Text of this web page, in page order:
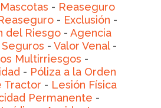
- Reaseguro
- Exclusión -
del Riesgo - Agencia
- Valor Venal-
Multirriesgos -
- Póliza a la Orden
Tractor - Lesión Física
Permanente -